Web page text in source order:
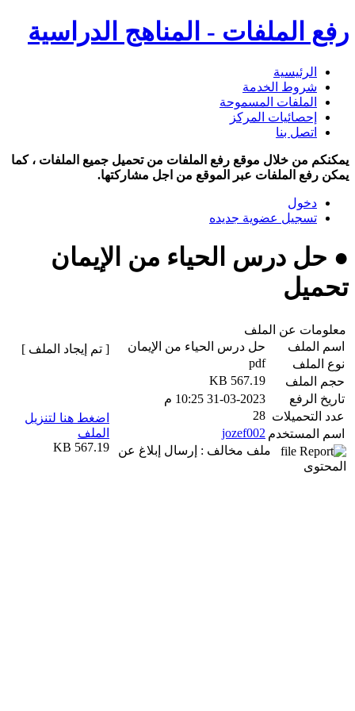
رفع الملفات - المناهج الدراسية
الرئيسية
شروط الخدمة
الملفات المسموحة
إحصائيات المركز
اتصل بنا
يمكنكم من خلال موقع رفع الملفات من تحميل جميع الملفات ، كما
يمكن رفع الملفات عبر الموقع من اجل مشاركتها.
دخول
تسجيل عضوية جديده
● حل درس الحياء من الإيمان
تحميل
معلومات عن الملف
اسم الملف
حل درس الحياء من الإيمان
نوع الملف
pdf
حجم الملف
567.19 KB
تاريخ الرفع
31-03-2023 10:25 م
عدد التحميلات 28
اسم المستخدم jozef002
ملف مخالف : إرسال إبلاغ عن
المحتوى
[ تم إيجاد الملف ]
اضغط هنا لتنزيل
الملف
567.19 KB